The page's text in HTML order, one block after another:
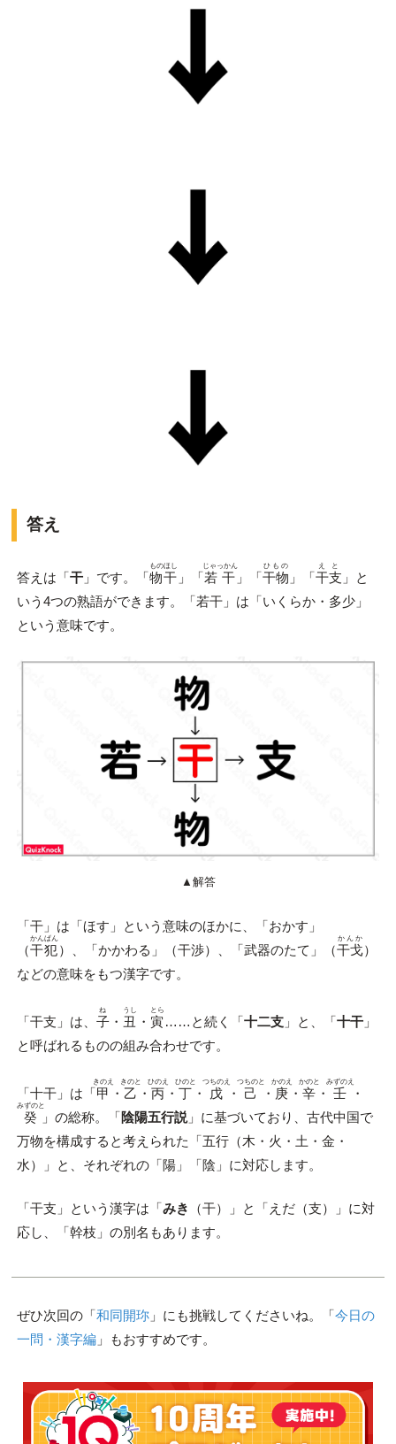
答え
答えは「干」です。「物干
ものほし
」「若干
じゃっかん
」「干物
ひもの
」「干支
えと
」と
いう4つの熟語ができます。「若干」は「いくらか・多少」
という意味です。
▲解答
「干」は「ほす」という意味のほかに、「おかす」
（干犯
かんぱん
）、「かかわる」（干渉）、「武器のたて」（干戈
かんか
）
などの意味をもつ漢字です。
「干支」は、 子
ね
・ 丑
うし
・ 寅
とら
……と続く「十二支」と、「十干」
と呼ばれるものの組み合わせです。
「十干」は「甲
きのえ
・ 乙
きのと
・ 丙
ひのえ
・ 丁
ひのと
・ 戊
つちのえ
・ 己
つちのと
・ 庚
かのえ
・ 辛
かのと
・ 壬
みずのえ
・
癸
みずのと
」の総称。「陰陽五行説」に基づいており、古代中国で
万物を構成すると考えられた「五行（木・火・土・金・
水）」と、それぞれの「陽」「陰」に対応します。
「干支」という漢字は「みき
（干）」と「えだ（支）」に対
応し、「幹枝」の別名もあります。
ぜひ次回の「和同開珎」にも挑戦してくださいね。「今日の
一問・漢字編」もおすすめです。